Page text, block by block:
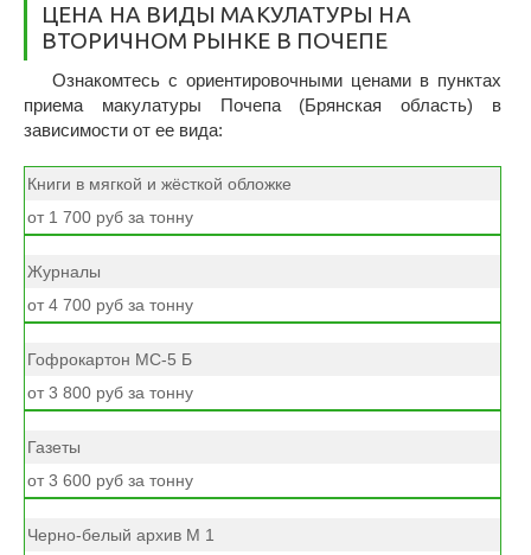
ЦЕНА НА ВИДЫ МАКУЛАТУРЫ НА
ВТОРИЧНОМ РЫНКЕ В ПОЧЕПЕ
Ознакомтесь с ориентировочными ценами в пунктах
приема макулатуры Почепа (Брянская область) в
зависимости от ее вида:
Книги в мягкой и жёсткой обложке
от 1 700 руб за тонну
Журналы
от 4 700 руб за тонну
Гофрокартон МС-5 Б
от 3 800 руб за тонну
Газеты
от 3 600 руб за тонну
Черно-белый архив М 1